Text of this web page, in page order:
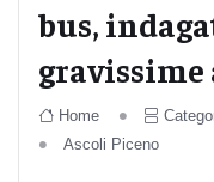
bus,
Home
Ascoli Piceno